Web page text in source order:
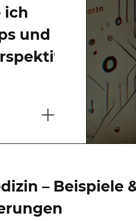
ich
und
– Beispiele